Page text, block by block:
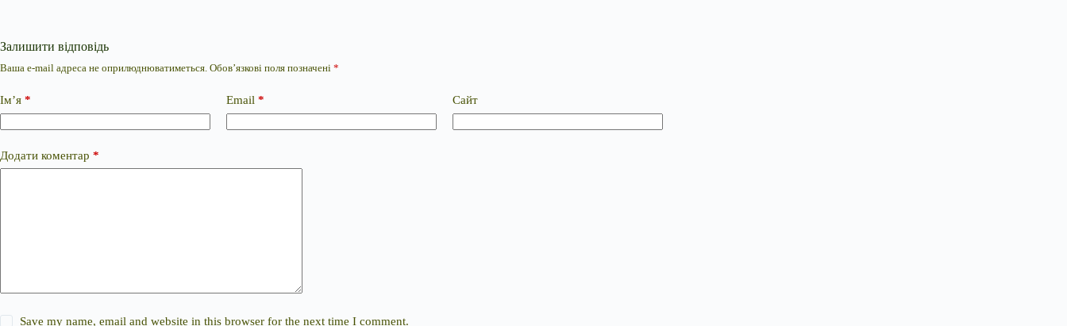
Залишити відповідь
Ваша e-mail адреса не оприлюднюватиметься. Обов’язкові поля позначені *
Ім’я * Email * Сайт
Додати коментар *
Save my name, email and website in this browser for the next time I comment.